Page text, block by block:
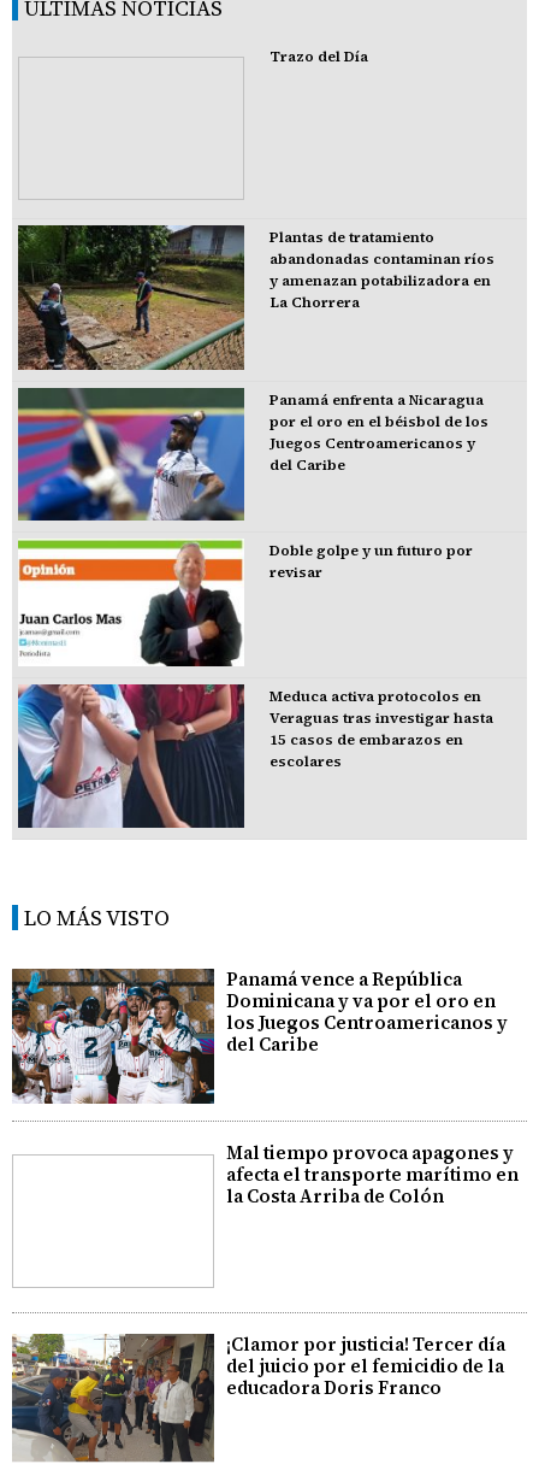
ÚLTIMAS NOTICIAS
Trazo del Día
Plantas de tratamiento
abandonadas contaminan ríos
y amenazan potabilizadora en
La Chorrera
Panamá enfrenta a Nicaragua
por el oro en el béisbol de los
Juegos Centroamericanos y
del Caribe
Doble golpe y un futuro por
revisar
Meduca activa protocolos en
Veraguas tras investigar hasta
15 casos de embarazos en
escolares
LO MÁS VISTO
Panamá vence a República
Dominicana y va por el oro en
los Juegos Centroamericanos y
del Caribe
Mal tiempo provoca apagones y
afecta el transporte marítimo en
la Costa Arriba de Colón
¡Clamor por justicia! Tercer día
del juicio por el femicidio de la
educadora Doris Franco